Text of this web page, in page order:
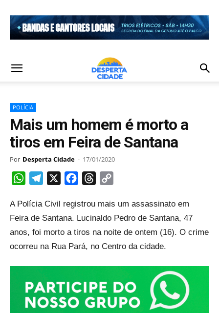
POLÍCIA
Mais um homem é morto a
tiros em Feira de Santana
Por Desperta Cidade - 17/01/2020
WhatsAppTelegram FacebookThreads
A Polícia Civil registrou mais um assassinato em
Feira de Santana. Lucinaldo Pedro de Santana, 47
anos, foi morto a tiros na noite de ontem (16). O crime
ocorreu na Rua Pará, no Centro da cidade.